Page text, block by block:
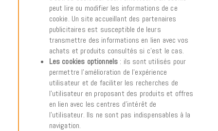
peut lire ou modifier les informations de ce
cookie. Un site accueillant des partenaires
publicitaires est susceptible de leurs
transmettre des informations en lien avec vos
achats et produits consultés si c’est le cas.
Les cookies optionnels : ils sont utilisés pour
permettre l’amélioration de l’expérience
utilisateur et de faciliter les recherches de
l’utilisateur en proposant des produits et offres
en lien avec les centres d’intérêt de
l’utilisateur. Ils ne sont pas indispensables à la
navigation.